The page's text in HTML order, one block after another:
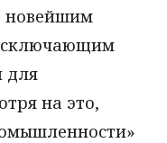
новейшим
для
на это,